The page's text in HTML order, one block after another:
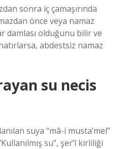
sonra iç çamaşırında
önce veya namaz
damlası olduğunu bilir ve
abdestsiz namaz
su necis
suya “mâ-i musta’mel”
su”, şer’î kirliliği